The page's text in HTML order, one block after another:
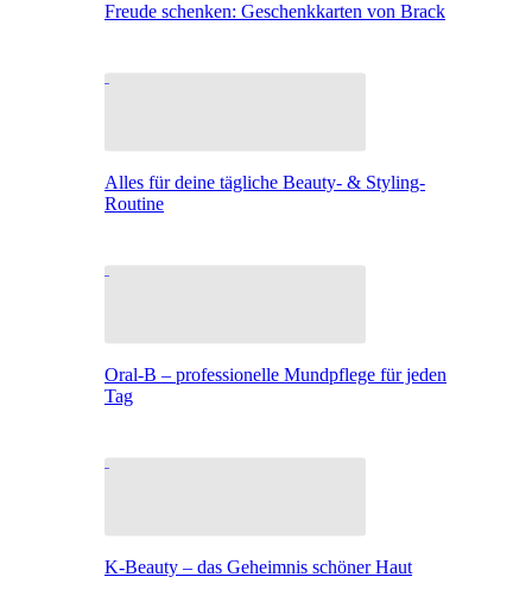
Freude schenken: Geschenkkarten von Brack
Alles für deine tägliche Beauty- & Styling-
Routine
Oral-B – professionelle Mundpflege für jeden
Tag
K-Beauty – das Geheimnis schöner Haut